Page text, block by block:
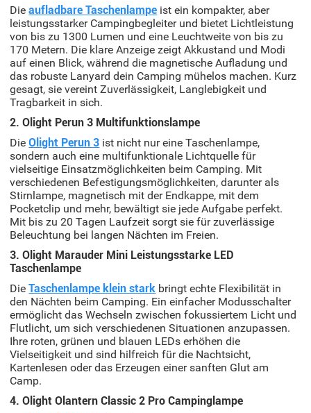
Dieaufladbare Taschenlampe ist ein kompakter, aber
leistungsstarker Campingbegleiter und bietet Lichtleistung
von bis zu 1300 Lumen und eine Leuchtweite von bis zu
170 Metern. Die klare Anzeige zeigt Akkustand und Modi
auf einen Blick, während die magnetische Aufladung und
das robuste Lanyard dein Camping mühelos machen. Kurz
gesagt, sie vereint Zuverlässigkeit, Langlebigkeit und
Tragbarkeit in sich.
2. Olight Perun 3 Multifunktionslampe
DieOlight Perun 3 ist nicht nur eine Taschenlampe,
sondern auch eine multifunktionale Lichtquelle für
vielseitige Einsatzmöglichkeiten beim Camping. Mit
verschiedenen Befestigungsmöglichkeiten, darunter als
Stirnlampe, magnetisch mit der Endkappe, mit dem
Pocketclip und mehr, bewältigt sie jede Aufgabe perfekt.
Mit bis zu 20 Tagen Laufzeit sorgt sie für zuverlässige
Beleuchtung bei langen Nächten im Freien.
3. Olight Marauder Mini Leistungsstarke LED
Taschenlampe
DieTaschenlampe klein stark bringt echte Flexibilität in
den Nächten beim Camping. Ein einfacher Modusschalter
ermöglicht das Wechseln zwischen fokussiertem Licht und
Flutlicht, um sich verschiedenen Situationen anzupassen.
Ihre roten, grünen und blauen LEDs erhöhen die
Vielseitigkeit und sind hilfreich für die Nachtsicht,
Kartenlesen oder das Erzeugen einer sanften Glut am
Camp.
4. Olight Olantern Classic 2 Pro Campinglampe